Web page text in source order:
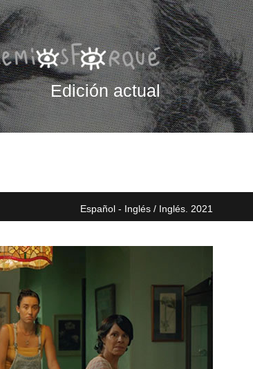
Edición actual
Español - Inglés / Inglés. 2021